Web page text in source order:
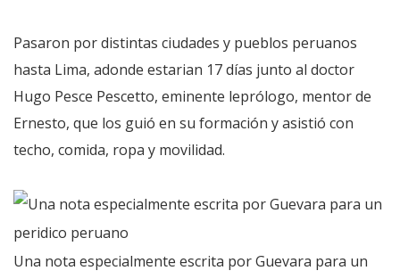
Pasaron por distintas ciudades y pueblos peruanos
hasta Lima, adonde estarian 17 días junto al doctor
Hugo Pesce Pescetto, eminente leprólogo, mentor de
Ernesto, que los guió en su formación y asistió con
techo, comida, ropa y movilidad.
Una nota especialmente escrita por Guevara para un